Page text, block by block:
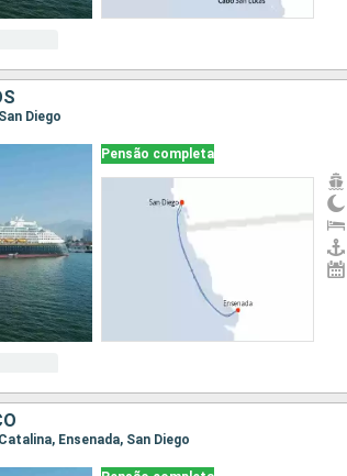
Diego
Pensão completa
Ensenada, San Diego